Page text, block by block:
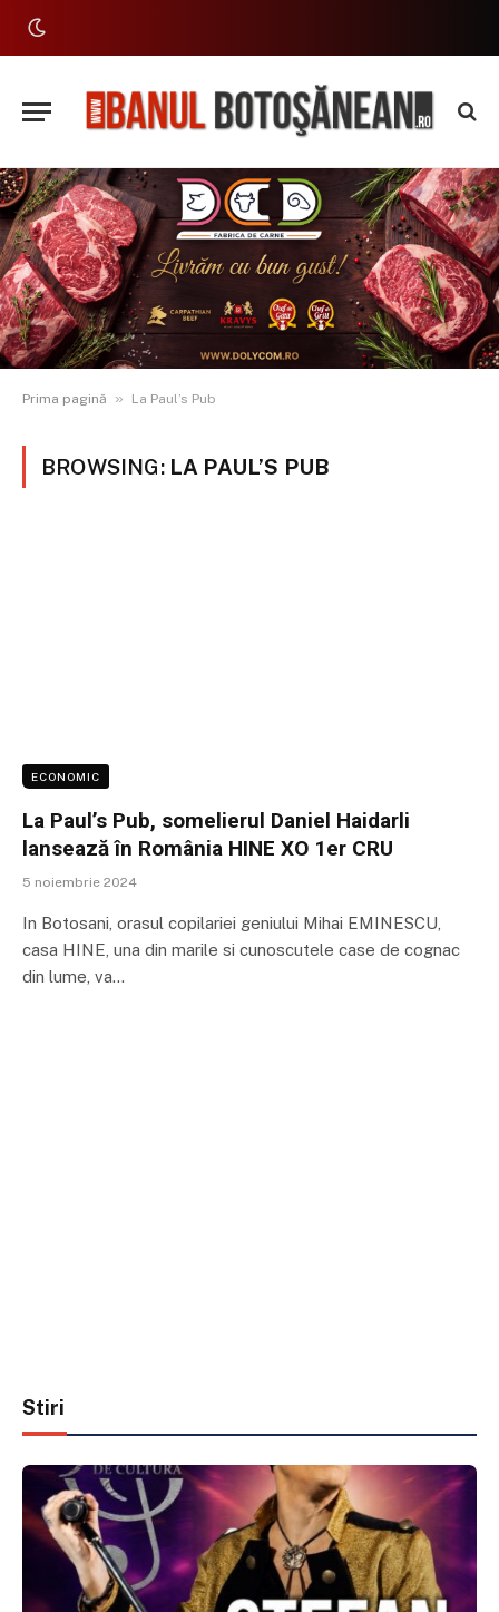
Prima pagină » La Paul’s Pub
BROWSING: LA PAUL’S PUB
ECONOMIC
La Paul’s Pub, somelierul Daniel Haidarli
lansează în România HINE XO 1er CRU
5 noiembrie 2024
In Botosani, orasul copilariei geniului Mihai EMINESCU,
casa HINE, una din marile si cunoscutele case de cognac
din lume, va…
Stiri